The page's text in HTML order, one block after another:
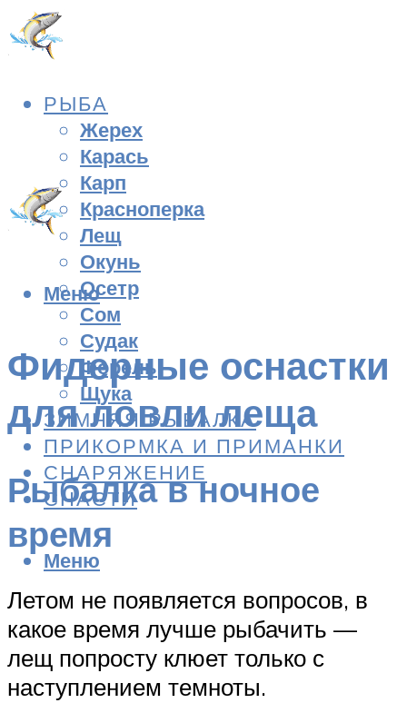
РЫБА
Жерех
Карась
Карп
Красноперка
Лещ
Окунь
Осетр
Сом
Судак
Форель
Щука
ЗИМНЯЯ РЫБАЛКА
ПРИКОРМКА И ПРИМАНКИ
СНАРЯЖЕНИЕ
СНАСТИ
Меню
Меню
Фидерные оснастки
для ловли леща
Рыбалка в ночное
время
Летом не появляется вопросов, в
какое время лучше рыбачить —
лещ попросту клюет только с
наступлением темноты.